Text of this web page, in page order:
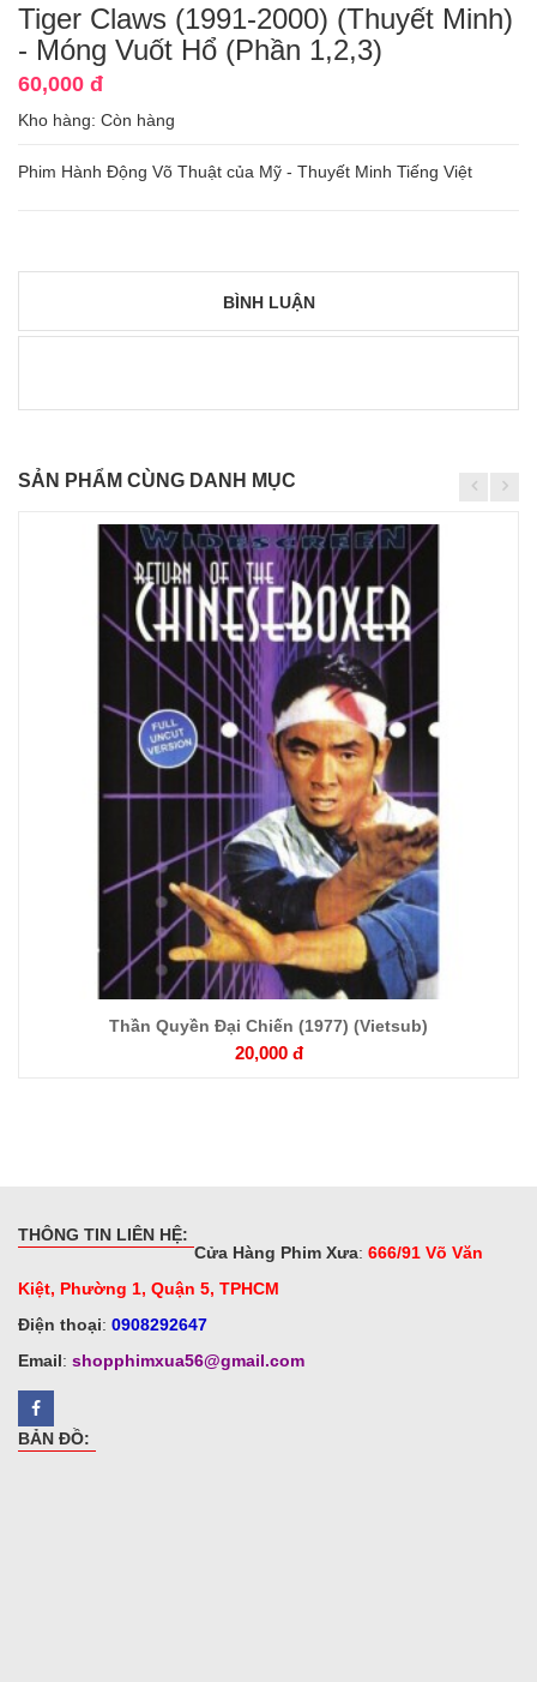
Tiger Claws (1991-2000) (Thuyết Minh)
- Móng Vuốt Hổ (Phần 1,2,3)
60,000 đ
Kho hàng: Còn hàng
Phim Hành Động Võ Thuật của Mỹ - Thuyết Minh Tiếng Việt
BÌNH LUẬN
SẢN PHẨM CÙNG DANH MỤC
Chi
tiết
Thần Quyền Đại Chiến (1977) (Vietsub)
20,000 đ
THÔNG TIN LIÊN HỆ:
Cửa Hàng Phim Xưa: 666/91 Võ Văn
Kiệt, Phường 1, Quận 5, TPHCM
Điện thoại: 0908292647
Email: shopphimxua56@gmail.com
BẢN ĐỒ: